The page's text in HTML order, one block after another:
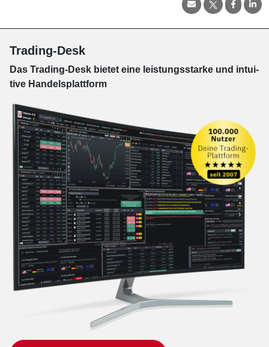
Trading-Desk
Das Trading-Desk bie­tet eine leis­tungs­star­ke und in­tui­
tive Han­dels­platt­form